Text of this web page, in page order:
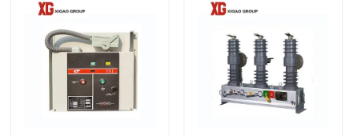
Über uns
Fabrik-Ausflug
Qualitätskontrolle